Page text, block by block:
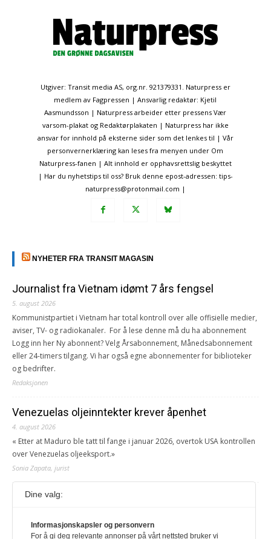
Utgiver: Transit media AS, org.nr. 921379331. Naturpress er
medlem av Fagpressen | Ansvarlig redaktør: Kjetil
Aasmundsson | Naturpress arbeider etter pressens Vær
varsom-plakat og Redaktørplakaten | Naturpress har ikke
ansvar for innhold på eksterne sider som det lenkes til | Vår
personvernerklæring kan leses fra menyen under Om
Naturpress-fanen | Alt innhold er opphavsrettslig beskyttet
| Har du nyhetstips til oss? Bruk denne epost-adressen: tips-
naturpress@protonmail.com |
NYHETER FRA TRANSIT MAGASIN
Journalist fra Vietnam idømt 7 års fengsel
5. august 2026
Kommunistpartiet i Vietnam har total kontroll over alle offisielle medier,
aviser, TV- og radiokanaler. For å lese denne må du ha abonnement
Logg inn her Ny abonnent? Velg Årsabonnement, Månedsabonnement
eller 24-timers tilgang. Vi har også egne abonnementer for biblioteker
og bedrifter.
Redaksjonen
Venezuelas oljeinntekter krever åpenhet
4. august 2026
« Etter at Maduro ble tatt til fange i januar 2026, overtok USA kontrollen
over Venezuelas oljeeksport.»
Sonia Zapata, jurist
117,8 millioner er på flukt, en nedgang fra forrige
1. august 2026
Dine valg:
Informasjonskapsler og personvern
For å gi deg relevante annonser på vårt nettsted bruker vi